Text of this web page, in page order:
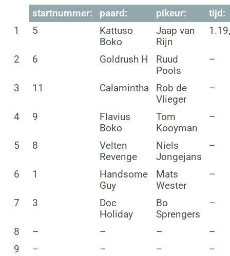
startnummer: paard: pikeur:
tijd:
1
5
Kattuso
Boko
Jaap van
Rijn
2 6 Goldrush H
Ruud
Pools
–
3 11 Calamintha
Rob de
Vlieger
–
4 9
Flavius
Boko
Tom
Kooyman
–
5 8
Velten
Revenge
Niels
Jongejans
–
6 1
Handsome
Guy
Mats
Wester
–
7 3
Doc
Holiday
Bo
Sprengers
–
8 – – –
–
9
– – –
–